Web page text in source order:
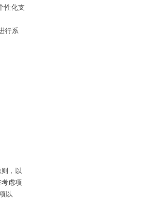
性化支
行系
，以
虑项
以